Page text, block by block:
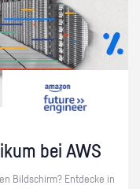
bei AWS
Bild­schirm? Ent­de­cke in